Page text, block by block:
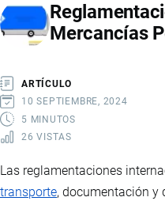
Mercancías
ARTÍCULO
10 SEPTIEMBRE, 2024
5 MINUTOS
26 VISTAS
Las reglamentaciones
transporte, documentación y